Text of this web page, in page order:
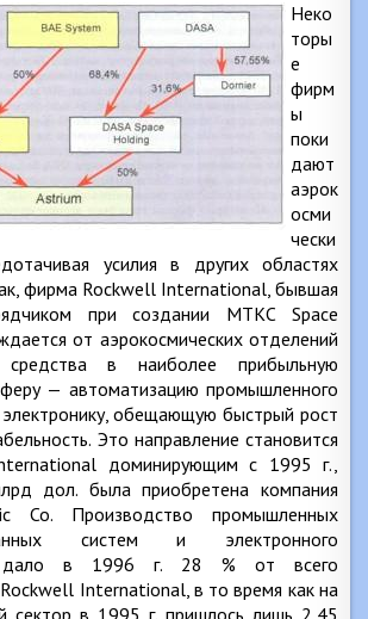
Неко
торы
е
фирм
ы
поки
дают
аэрок
осми
чески
усилия в других областях
фирма Rockwell International, бывшая
при создании МТКС Space
от аэрокосмических отделений
в наиболее прибыльную
— автоматизацию промышленного
обещающую быстрый рост
Это направление становится
доминирующим с 1995 г.,
дол. была приобретена компания
Co. Производство промышленных
систем и электронного
дало в 1996 г. 28 % от всего
International, в то время как на
сектор в 1995 г. пришлось лишь 2,45